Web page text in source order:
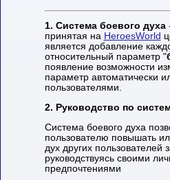
1. Система боевого духа
принятая на HeroesWorld
является добавление
относительный параметр "
появление возможности
параметр автоматически
пользователями.
2. Руководство по
Система боевого духа
пользователю повышать
дух других пользователей
руководствуясь своими
предпочтениями